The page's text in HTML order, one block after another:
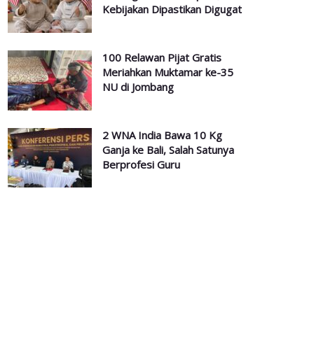
Kebijakan Dipastikan Digugat
100 Relawan Pijat Gratis
Meriahkan Muktamar ke-35
NU di Jombang
2 WNA India Bawa 10 Kg
Ganja ke Bali, Salah Satunya
Berprofesi Guru